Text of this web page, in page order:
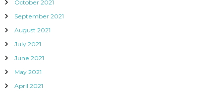
October 2021
September 2021
August 2021
July 2021
June 2021
May 2021
April 2021